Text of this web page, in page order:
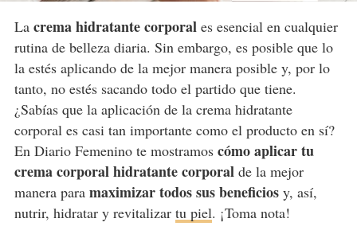
La crema hidratante corporales esencial en cualquier
rutina de belleza diaria. Sin embargo, es posible que lo
la estés aplicando de la mejor manera posible y, por lo
tanto, no estés sacando todo el partido que tiene.
¿Sabías que la aplicación de la crema hidratante
corporal es casi tan importante como el producto en sí?
En Diario Femenino te mostramos cómo aplicar tu
crema corporal hidratante corporalde la mejor
manera para maximizar todos sus beneficiosy, así,
nutrir, hidratar y revitalizar tu piel. ¡Toma nota!